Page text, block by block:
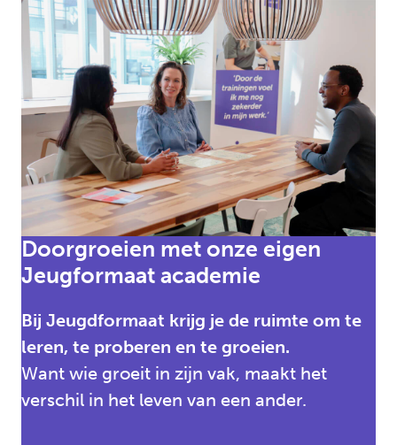
Doorgroeien met onze eigen
Jeugformaat academie
Bij Jeugdformaat krijg je de ruimte om te
leren, te proberen en te groeien.
Want wie groeit in zijn vak, maakt het
verschil in het leven van een ander.